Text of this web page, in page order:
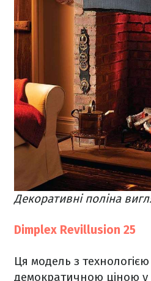
Декоративні поліна
Dimplex Revillusion 25
Ця модель з
демократичною ціною у